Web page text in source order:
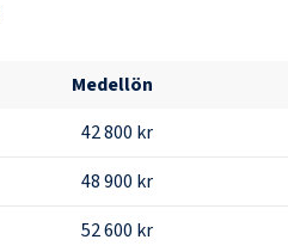
Medellön
42 800 kr
48 900 kr
52 600 kr